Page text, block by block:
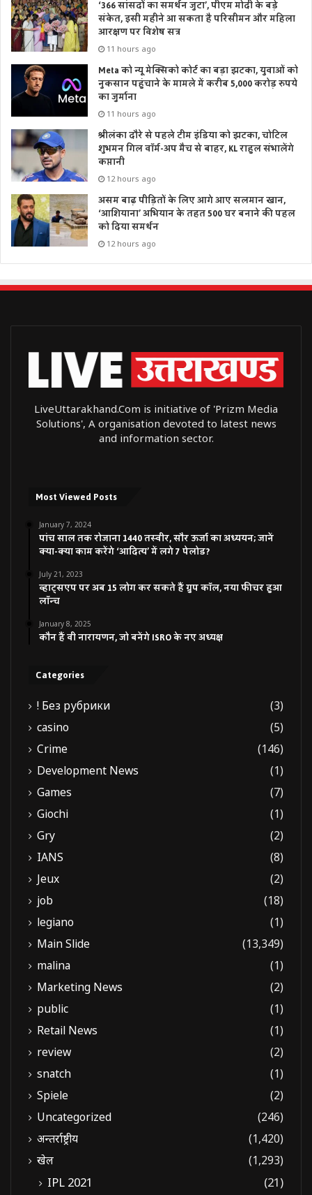
‘366 सांसदों का समर्थन जुटा’, पीएम मोदी के बड़े
संकेत, इसी महीने आ सकता है परिसीमन और महिला
आरक्षण पर विशेष सत्र
11 hours ago
Meta को न्यू मेक्सिको कोर्ट का बड़ा झटका, युवाओं को
नुकसान पहुंचाने के मामले में करीब 5,000 करोड़ रुपये
का जुर्माना
11 hours ago
श्रीलंका दौरे से पहले टीम इंडिया को झटका, चोटिल
शुभमन गिल वॉर्म-अप मैच से बाहर, KL राहुल संभालेंगे
कप्तानी
12 hours ago
असम बाढ़ पीड़ितों के लिए आगे आए सलमान खान,
‘आशियाना’ अभियान के तहत 500 घर बनाने की पहल
को दिया समर्थन
12 hours ago
LiveUttarakhand.Com is initiative of 'Prizm Media
Solutions', A organisation devoted to latest news
and information sector.
Most Viewed Posts
January 7, 2024
पांच साल तक रोजाना 1440 तस्वीर, सौर ऊर्जा का अध्ययन; जानें
क्या-क्या काम करेंगे ‘आदित्य’ में लगे 7 पेलोड?
July 21, 2023
व्हाट्सएप पर अब 15 लोग कर सकते हैं ग्रुप कॉल, नया फीचर हुआ
लॉन्च
January 8, 2025
कौन हैं वी नारायणन, जो बनेंगे ISRO के नए अध्यक्ष
Categories
! Без рубрики
(3)
casino
(5)
Crime
(146)
Development News
(1)
Games
(7)
Giochi
(1)
Gry
(2)
IANS
(8)
Jeux
(2)
job
(18)
legiano
(1)
Main Slide
(13,349)
malina
(1)
Marketing News
(2)
public
(1)
Retail News
(1)
review
(2)
snatch
(1)
Spiele
(2)
Uncategorized
(246)
अन्तर्राष्ट्रीय
(1,420)
खेल
(1,293)
IPL 2021 (21)